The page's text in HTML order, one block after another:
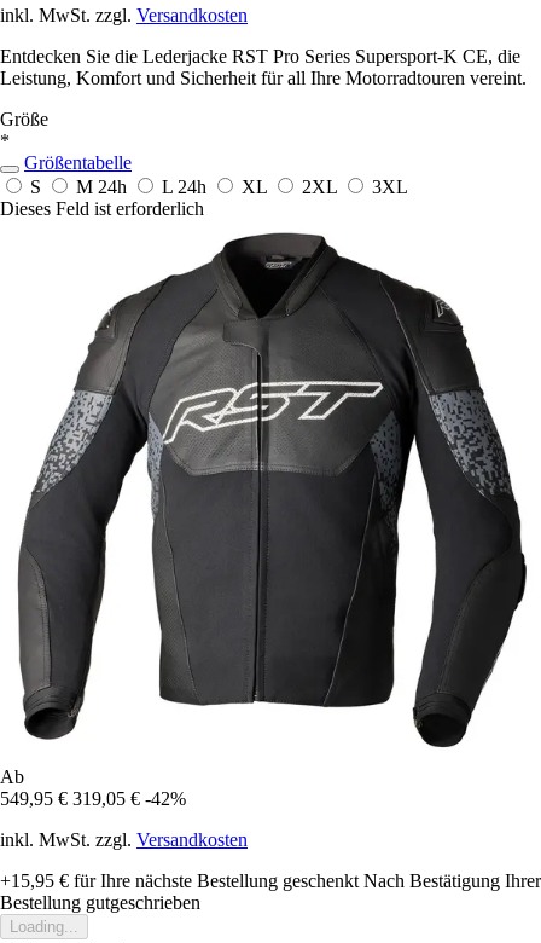
inkl. MwSt. zzgl. Versandkosten
Entdecken Sie die Lederjacke RST Pro Series Supersport-K CE, die
Leistung, Komfort und Sicherheit für all Ihre Motorradtouren vereint.
Größe
*
Größentabelle
S
M 24h L 24h XL 2XL
3XL
Dieses Feld ist erforderlich
Ab
549,95 € 319,05 € -42%
inkl. MwSt. zzgl. Versandkosten
+15,95 € für Ihre nächste Bestellung geschenkt Nach Bestätigung Ihrer
Bestellung gutgeschrieben
Loading...